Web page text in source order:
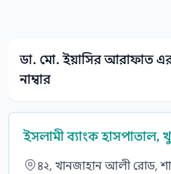
ডা. মো. ইয়াসির আরাফাত এর
নাম্বার
ইসলামী ব্যাংক হাসপাতাল,
৪২, খানজাহান আলী রোড,